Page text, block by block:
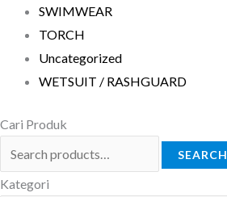
SWIMWEAR
TORCH
Uncategorized
WETSUIT / RASHGUARD
Cari Produk
SEARCH
Kategori